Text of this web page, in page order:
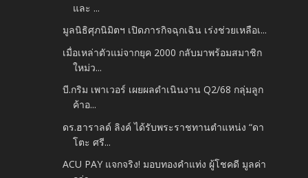
และ ...
มูลนิธิศุภนิมิตฯ เปิดภารกิจฉุกเฉิน เร่งช่วยเหลือเ...
เมื่อเหล่าตัวแม่จากยุค 2000 กลับมาพร้อมสมาชิก
ใหม่ว...
บี.กริม เพาเวอร์ เผยผลดำเนินงาน Q2/68 กลุ่มลูก
ค้าอ...
ดร.ฮาราลด์ ลิงค์ ได้รับพระราชทานตำแหน่ง “ดา
โตะ ศรี...
ACU PAY แจกจริง! มอบทองคำแท่ง ผู้โชคดี มูลค่า